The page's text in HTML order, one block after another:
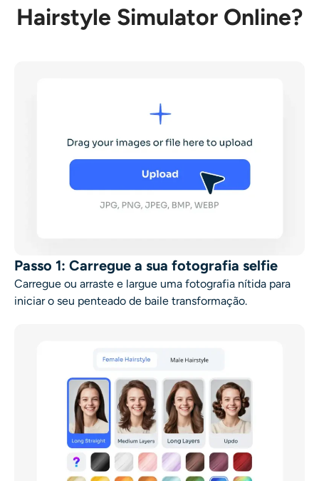
Hairstyle Simulator Online?
Passo 1: Carregue a sua fotografia selfie
Carregue ou arraste e largue uma fotografia nítida para
iniciar o seu penteado de baile transformação.